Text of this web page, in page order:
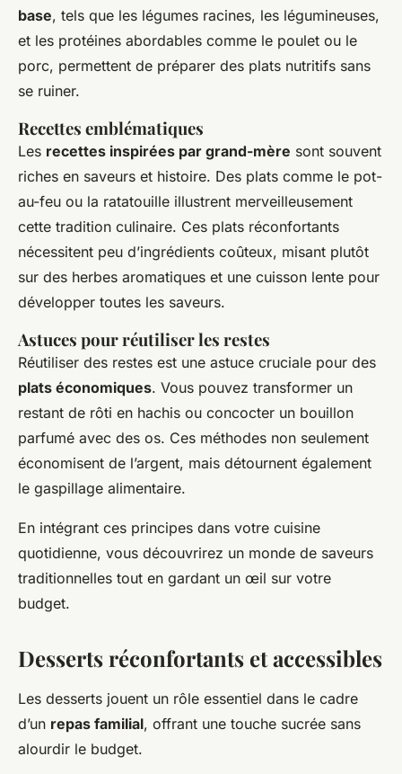
base, tels que les légumes racines, les légumineuses,
et les protéines abordables comme le poulet ou le
porc, permettent de préparer des plats nutritifs sans
se ruiner.
Recettes emblématiques
Les recettes inspirées par grand-mère sont souvent
riches en saveurs et histoire. Des plats comme le pot-
au-feu ou la ratatouille illustrent merveilleusement
cette tradition culinaire. Ces plats réconfortants
nécessitent peu d’ingrédients coûteux, misant plutôt
sur des herbes aromatiques et une cuisson lente pour
développer toutes les saveurs.
Astuces pour réutiliser les restes
Réutiliser des restes est une astuce cruciale pour des
plats économiques. Vous pouvez transformer un
restant de rôti en hachis ou concocter un bouillon
parfumé avec des os. Ces méthodes non seulement
économisent de l’argent, mais détournent également
le gaspillage alimentaire.
En intégrant ces principes dans votre cuisine
quotidienne, vous découvrirez un monde de saveurs
traditionnelles tout en gardant un œil sur votre
budget.
Desserts réconfortants et accessibles
Les desserts jouent un rôle essentiel dans le cadre
d’un repas familial, offrant une touche sucrée sans
alourdir le budget.